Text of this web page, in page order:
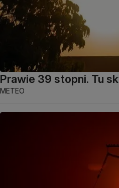
Prawie 39 stopni. Tu
METEO